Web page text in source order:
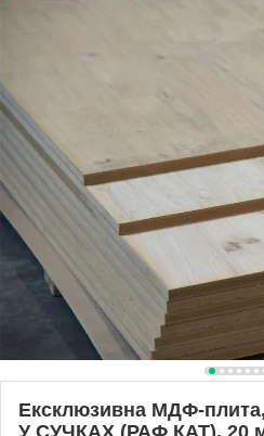
Ексклюзивна МДФ-
У СУЧКАХ (РАФ КАТ), 20